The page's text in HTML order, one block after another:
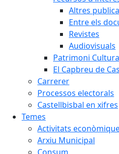
Altres
Entre els
Revistes
Audiovisuals
Patrimoni
El Capbreu de
Carrerer
Processos electorals
Castellbisbal en xifres
Temes
Activitats
Arxiu Municipal